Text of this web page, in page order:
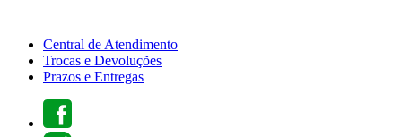
Central de Atendimento
Trocas e Devoluções
Prazos e Entregas